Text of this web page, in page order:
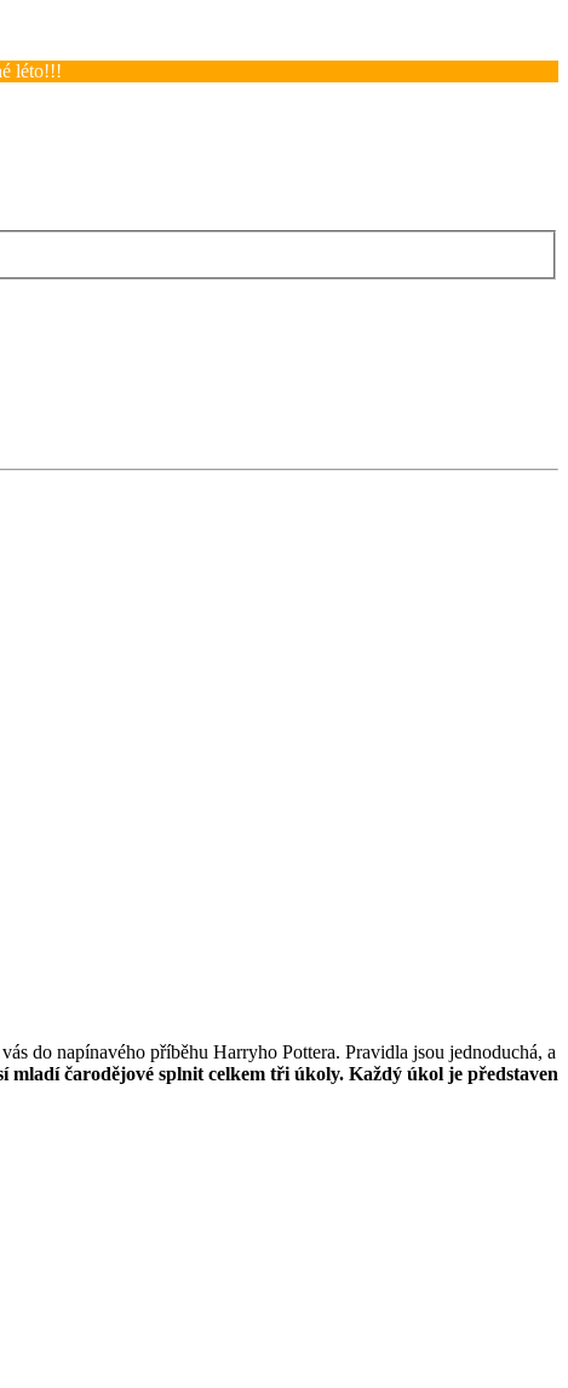
léto!!!
do napínavého příběhu Harryho Pottera. Pravidla jsou jednoduchá, a
mladí čarodějové splnit celkem tři úkoly. Každý úkol je představen